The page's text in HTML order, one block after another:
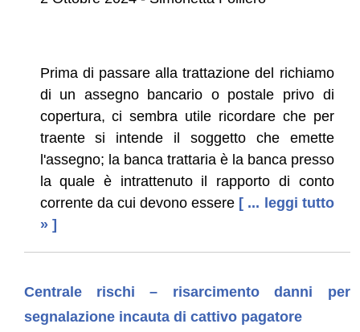
Prima di passare alla trattazione del richiamo
di un assegno bancario o postale privo di
copertura, ci sembra utile ricordare che per
traente si intende il soggetto che emette
l'assegno; la banca trattaria è la banca presso
la quale è intrattenuto il rapporto di conto
corrente da cui devono essere [ ... leggi tutto
» ]
Centrale rischi – risarcimento danni per
segnalazione incauta di cattivo pagatore